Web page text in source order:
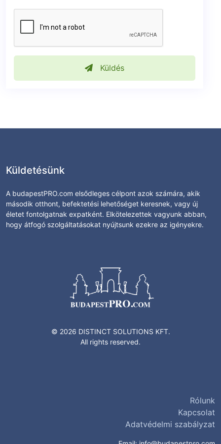
Küldés
Küldetésünk
A budapestPRO.com elsődleges célpont azok számára, akik
második otthont, befektetési lehetőséget keresnek, vagy új
életet fontolgatnak expatként. Elkötelezettek vagyunk abban,
hogy átfogó szolgáltatásokat nyújtsunk ezekre az igényekre.
© 2026 DISTINCT SOLUTIONS KFT.
All rights reserved.
Rólunk
Kapcsolat
Adatvédelmi szabályzat